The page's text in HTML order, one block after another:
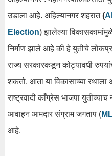
उडाला आहे. अहिल्यानगर शहरात(
Election) झालेल्या
निर्माण झाले आहे की हे युतीचे
राज्य सरकारकडून कोट्यावधी
शकतो. आता या विकासाच्या रथाला
राष्ट्रवादी काँग्रेस भाजपा
आवाहन आमदार संग्राम जगताप (
आहे.